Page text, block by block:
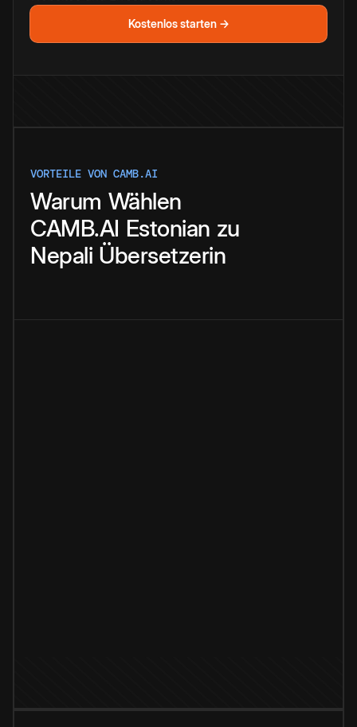
Kostenlos starten →
VORTEILE VON CAMB.AI
Warum Wählen
CAMB.AI Estonian zu
Nepali Übersetzerin